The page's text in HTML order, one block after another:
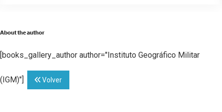
About the author
[books_gallery_author author="Instituto Geográfico Militar
(IGM)"] Volver